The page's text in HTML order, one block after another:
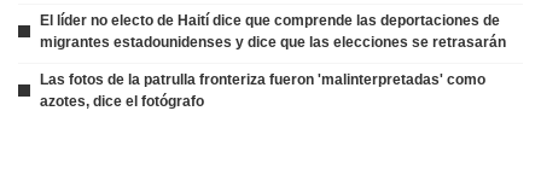
El líder no electo de Haití dice que comprende las deportaciones de
migrantes estadounidenses y dice que las elecciones se retrasarán
Las fotos de la patrulla fronteriza fueron 'malinterpretadas' como
azotes, dice el fotógrafo